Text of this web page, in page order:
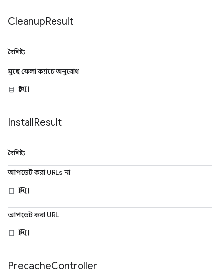
CleanupResult
বৈশিষ্ট্য
মুছে ফেলা ক্যাচে অনুরোধ
স্ট্রিং[]
InstallResult
বৈশিষ্ট্য
আপডেট করা URLs না
স্ট্রিং[]
আপডেট করা URL
স্ট্রিং[]
PrecacheController